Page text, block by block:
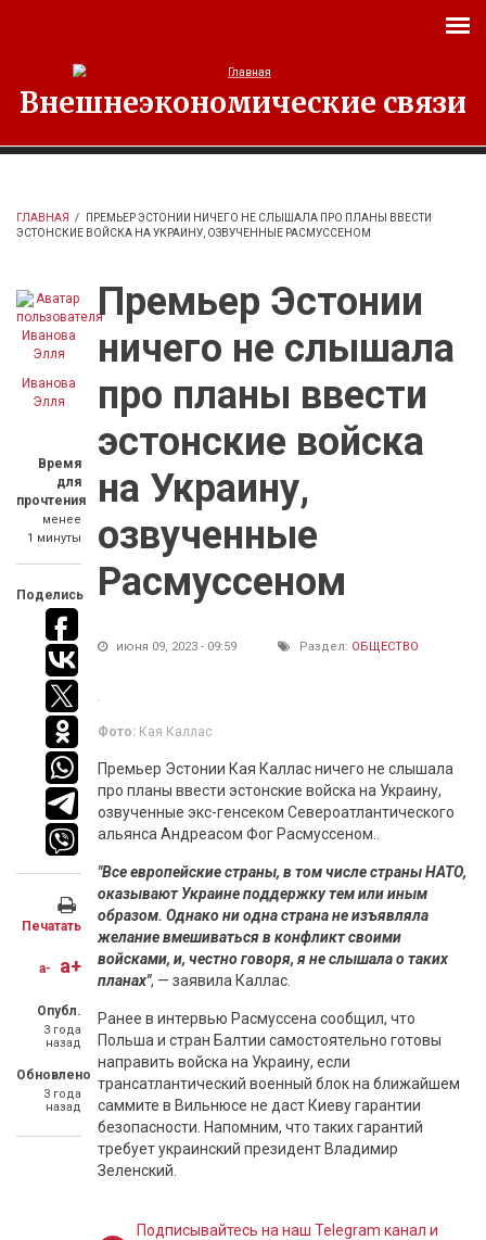
Внешнеэкономические связи
ГЛАВНАЯ /
ПРЕМЬЕР ЭСТОНИИ НИЧЕГО НЕ СЛЫШАЛА ПРО ПЛАНЫ ВВЕСТИ
ЭСТОНСКИЕ ВОЙСКА НА УКРАИНУ, ОЗВУЧЕННЫЕ РАСМУССЕНОМ
Иванова
Элля
Время
для
прочтения
менее
1 минуты
Поделись
Печатать
a- a+
Опубл.
3 года
назад
Обновлено
3 года
назад
Премьер Эстонии
ничего не слышала
про планы ввести
эстонские войска
на Украину,
озвученные
Расмуссеном
июня 09, 2023 - 09:59 Раздел: ОБЩЕСТВО
Фото: Кая Каллас
Премьер Эстонии Кая Каллас ничего не слышала
про планы ввести эстонские войска на Украину,
озвученные экс-генсеком Североатлантического
альянса Андреасом Фог Расмуссеном..
"Все европейские страны, в том числе страны НАТО,
оказывают Украине поддержку тем или иным
образом. Однако ни одна страна не изъявляла
желание вмешиваться в конфликт своими
войсками, и, честно говоря, я не слышала о таких
планах", — заявила Каллас.
Ранее в интервью Расмуссена сообщил, что
Польша и стран Балтии самостоятельно готовы
направить войска на Украину, если
трансатлантический военный блок на ближайшем
саммите в Вильнюсе не даст Киеву гарантии
безопасности. Напомним, что таких гарантий
требует украинский президент Владимир
Зеленский.
Подписывайтесь на наш Telegram канал и